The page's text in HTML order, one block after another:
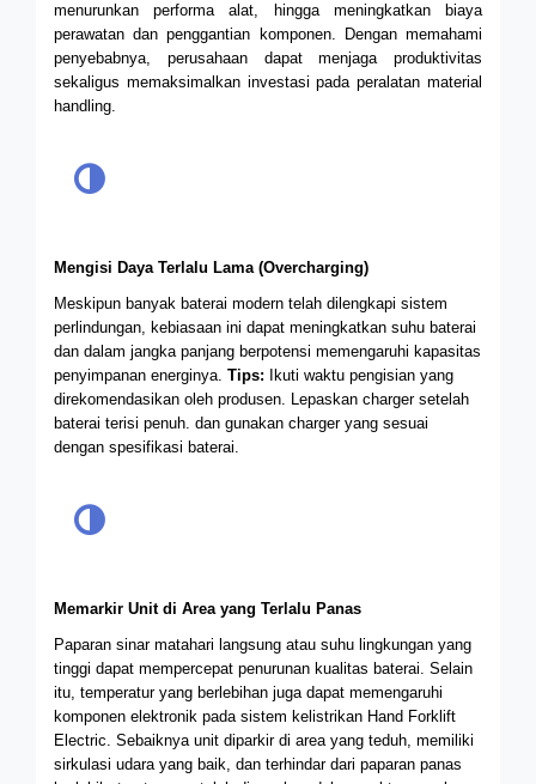
menurunkan performa alat, hingga meningkatkan biaya
perawatan dan penggantian komponen. Dengan memahami
penyebabnya, perusahaan dapat menjaga produktivitas
sekaligus memaksimalkan investasi pada peralatan material
handling.
Mengisi Daya Terlalu Lama (Overcharging)
Meskipun banyak baterai modern telah dilengkapi sistem
perlindungan, kebiasaan ini dapat meningkatkan suhu baterai
dan dalam jangka panjang berpotensi memengaruhi kapasitas
penyimpanan energinya. Tips:
Ikuti waktu pengisian yang
direkomendasikan oleh produsen. Lepaskan charger setelah
baterai terisi penuh. dan gunakan charger yang sesuai
dengan spesifikasi baterai.
Memarkir Unit di Area yang Terlalu Panas
Paparan sinar matahari langsung atau suhu lingkungan yang
tinggi dapat mempercepat penurunan kualitas baterai. Selain
itu, temperatur yang berlebihan juga dapat memengaruhi
komponen elektronik pada sistem kelistrikan Hand Forklift
Electric. Sebaiknya unit diparkir di area yang teduh, memiliki
sirkulasi udara yang baik, dan terhindar dari paparan panas